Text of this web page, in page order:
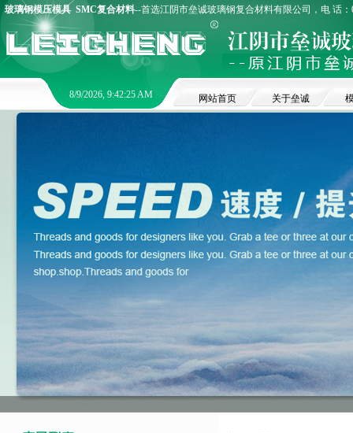
玻璃钢模压模具 SMC复合材料--首选江阴市垒诚玻璃钢复合材料有限公司，电 话
8/9/2026, 9:42:25 AM 网站首页 关于垒诚